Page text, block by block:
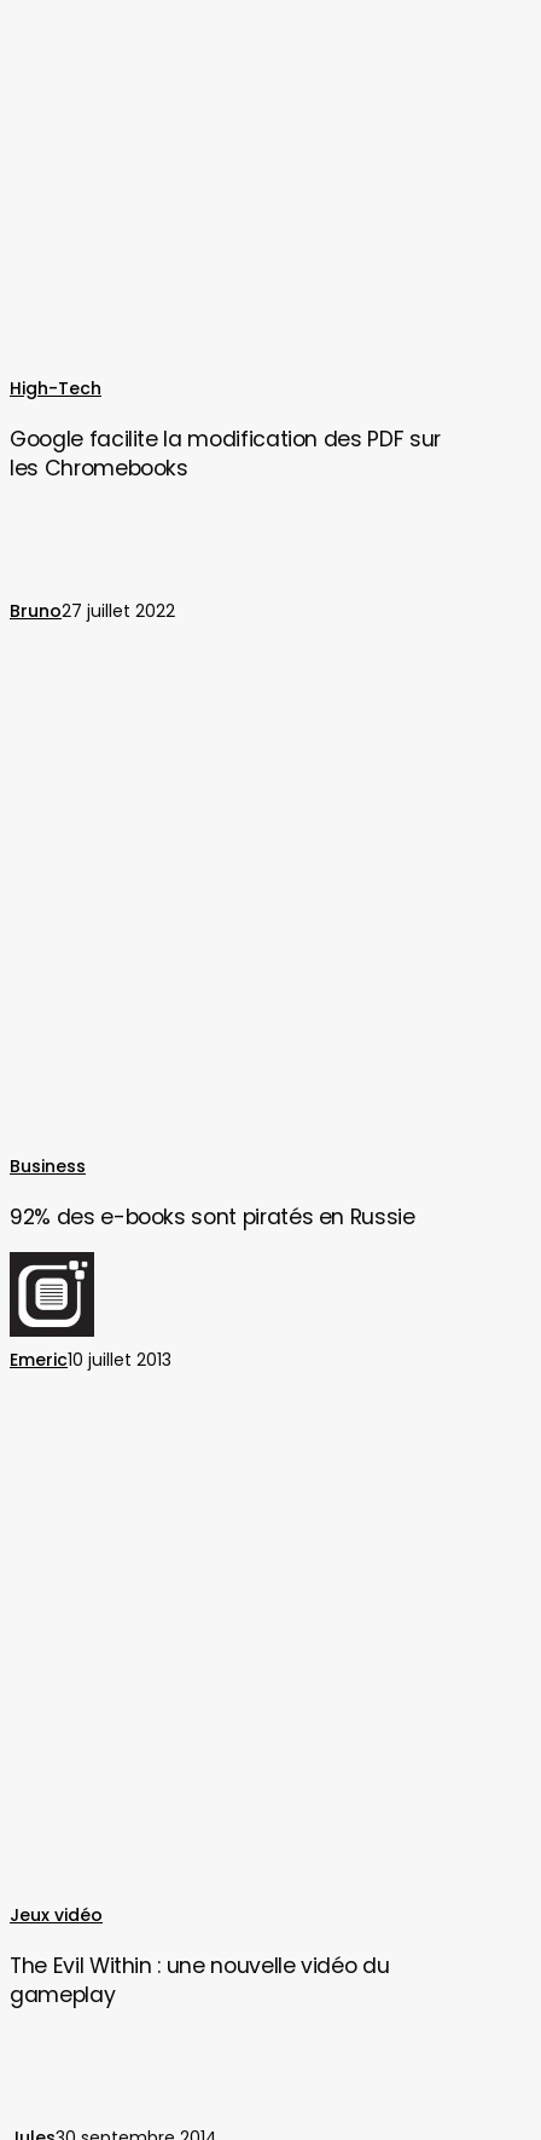
High-Tech
la
modification
Chromebooks
Google facilite la modification des PDF sur
les Chromebooks
Bruno27 juillet 2022
Business
e-
books
en
Russie
92% des e-books sont piratés en Russie
Emeric10 juillet 2013
Jeux vidéo
Within
:
The Evil Within : une nouvelle vidéo du
gameplay